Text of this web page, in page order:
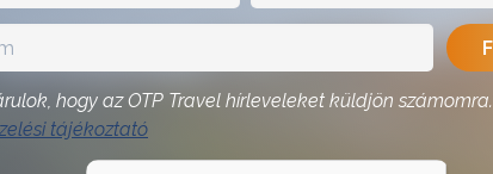
hogy az OTP Travel hírleveleket küldjön számomra.
tájékoztató